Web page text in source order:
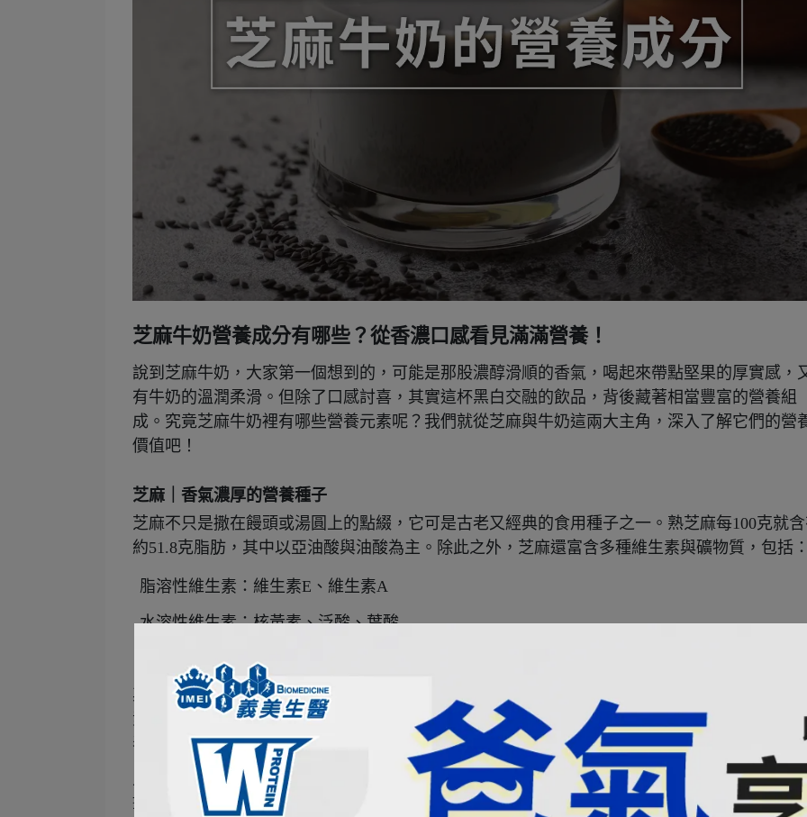
芝麻牛奶營養成分有哪些？從香濃口感看見滿滿營養！
說到芝麻牛奶，大家第一個想到的，可能是那股濃醇滑順的香氣，喝起來帶點堅果的厚實感，
有牛奶的溫潤柔滑。但除了口感討喜，其實這杯黑白交融的飲品，背後藏著相當豐富的營養組
成。究竟芝麻牛奶裡有哪些營養元素呢？我們就從芝麻與牛奶這兩大主角，深入了解它們的營
價值吧！
芝麻｜香氣濃厚的營養種子
芝麻不只是撒在饅頭或湯圓上的點綴，它可是古老又經典的食用種子之一。熟芝麻每100克就
約51.8克脂肪，其中以亞油酸與油酸為主。除此之外，芝麻還富含多種維生素與礦物質，包括
脂溶性維生素：維生素E、維生素A
水溶性維生素：核黃素、泛酸、葉酸
礦物質：鈣、鉀、鎂、鐵等
其中維生素E的含量特別高，具有抗氧化作用、有助於減少自由基的產生。芝麻還蘊含天然植化
素，像是木脂素、芝麻素、芝麻酚、多酚等，這些成分不只讓芝麻香氣更有層次，也讓它在營
表現上獨樹一格。
⚠️小提醒： 根據《 我的餐盤
》營養指南，每天每餐建議攝取一茶匙堅果或種子類，像是芝麻就是很好的選
擇！